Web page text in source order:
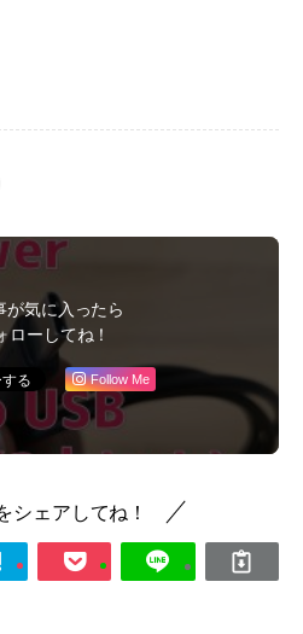
が気に入ったら
ローしてね！
Follow Me
シェアしてね！